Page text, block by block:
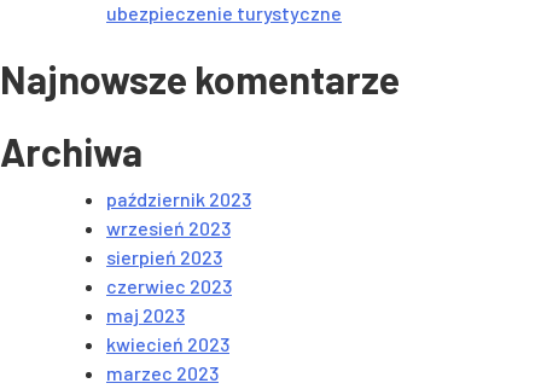
ubezpieczenie turystyczne
Najnowsze komentarze
Archiwa
październik 2023
wrzesień 2023
sierpień 2023
czerwiec 2023
maj 2023
kwiecień 2023
marzec 2023